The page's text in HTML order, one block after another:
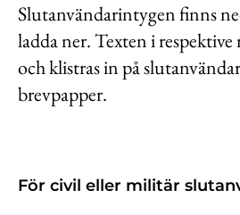
Slutanvändarintygen finns
ladda ner. Texten i respektive
och klistras in på
brevpapper.
För civil eller militär